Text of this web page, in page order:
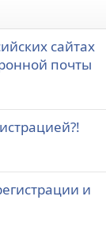
сайтах
почты
и